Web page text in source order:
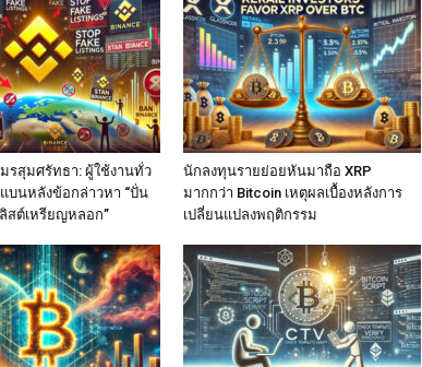
มรสุมศรัทธา: ผู้ใช้งานทั่ว
แบนหลังข้อกล่าวหา “ปั่น
ลิสต์เหรียญหลอก”
นักลงทุนรายย่อยหันมาถือ XRP
มากกว่า Bitcoin เหตุผลเบื้องหลังการ
เปลี่ยนแปลงพฤติกรรม